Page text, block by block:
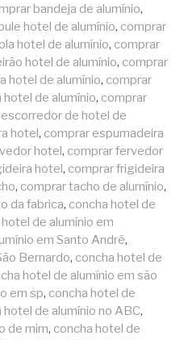
bandeja de alumínio,
hotel de alumínio, comprar
hotel de alumínio, comprar
hotel de alumínio, comprar
hotel de alumínio, comprar
de alumínio, comprar
de hotel de
hotel, comprar espumadeira
hotel, comprar fervedor
hotel, comprar frigideira
, comprar tacho de alumínio,
da fabrica, concha hotel de
de alumínio em
em Santo André,
Bernardo, concha hotel de
hotel de alumínio em são
em sp, concha hotel de
hotel de alumínio no ABC,
de mim, concha hotel de